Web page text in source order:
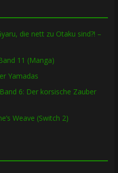
die nett zu Otaku sind?! –
11 (Manga)
Yamadas
6: Der korsische Zauber
Weave (Switch 2)